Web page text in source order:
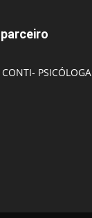
CONTI- PSICÓLOGA